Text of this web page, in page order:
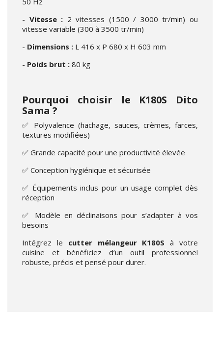
- Vitesse : 2 vitesses (1500 / 3000 tr/min) ou
vitesse variable (300 à 3500 tr/min)
- Dimensions : L 416 x P 680 x H 603 mm
- Poids brut : 80 kg
Pourquoi choisir le K180S Dito
Sama ?
✅ Polyvalence (hachage, sauces, crèmes, farces,
textures modifiées)
✅ Grande capacité pour une productivité élevée
✅ Conception hygiénique et sécurisée
✅ Équipements inclus pour un usage complet dès
réception
✅ Modèle en déclinaisons pour s’adapter à vos
besoins
Intégrez le cutter mélangeur K180S à votre
cuisine et bénéficiez d’un outil professionnel
robuste, précis et pensé pour durer.